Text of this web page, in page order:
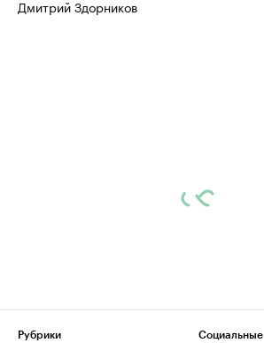
Дмитрий Здорников
Рубрики
Социальные